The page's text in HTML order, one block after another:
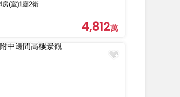
房(室)1廳2衛
4,812